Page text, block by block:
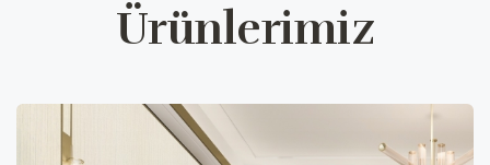
Ürünlerimiz